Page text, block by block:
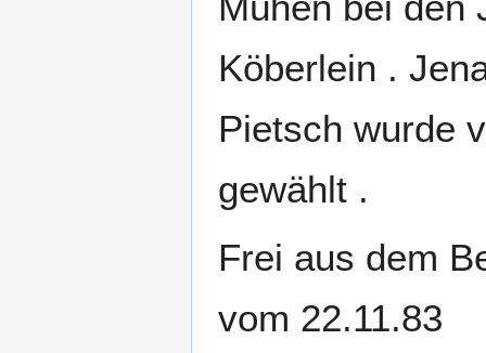
Köberlein .
Pietsch wurde
gewählt .
Frei aus dem
vom 22.11.83